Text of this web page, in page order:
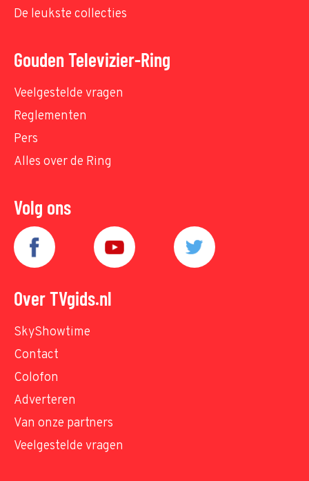
De leukste collecties
Gouden Televizier-Ring
Veelgestelde vragen
Reglementen
Pers
Alles over de Ring
Volg ons
Over TVgids.nl
SkyShowtime
Contact
Colofon
Adverteren
Van onze partners
Veelgestelde vragen